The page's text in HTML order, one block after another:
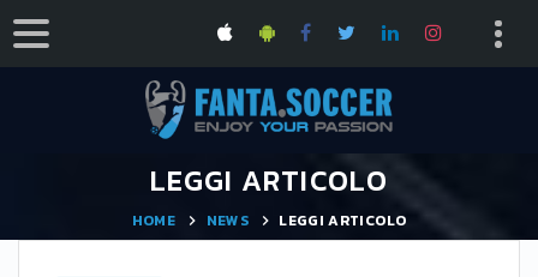
LEGGI ARTICOLO
HOME NEWS LEGGI ARTICOLO